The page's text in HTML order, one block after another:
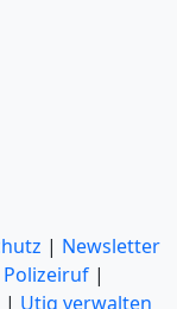
| Newsletter
Polizeiruf |
| Utiq verwalten